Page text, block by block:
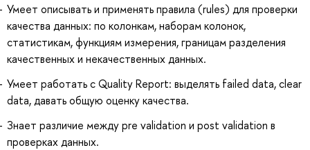
Умеет описывать и применять правила (rules) для проверки
качества данных: по колонкам, наборам колонок,
статистикам, функциям измерения, границам разделения
качественных и некачественных данных.
Умеет работать с Quality Report: выделять failed data, clear
data, давать общую оценку качества.
Знает различие между pre validation и post validation в
проверках данных.